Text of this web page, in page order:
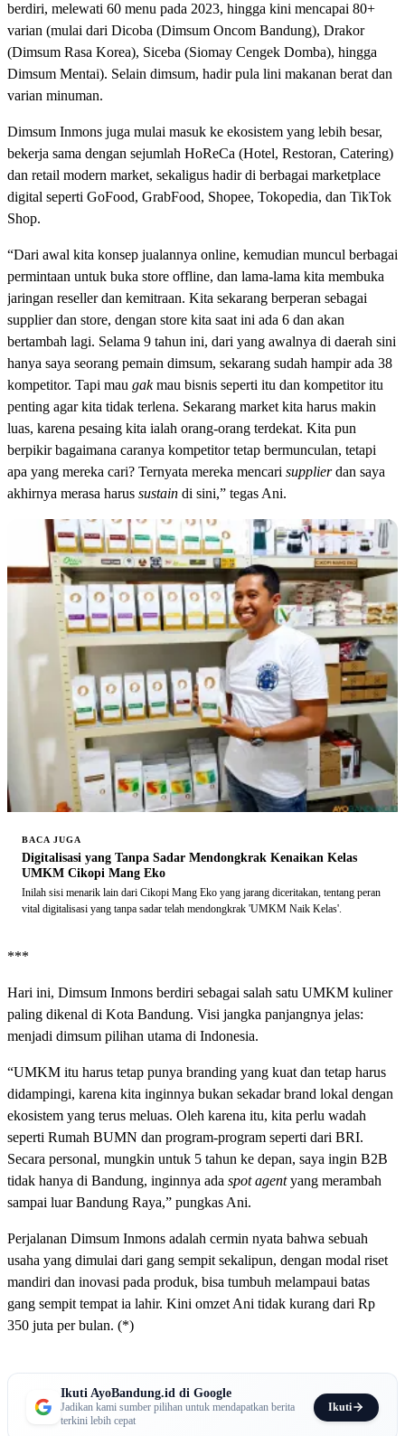
berdiri, melewati 60 menu pada 2023, hingga kini mencapai 80+
varian (mulai dari Dicoba (Dimsum Oncom Bandung), Drakor
(Dimsum Rasa Korea), Siceba (Siomay Cengek Domba), hingga
Dimsum Mentai). Selain dimsum, hadir pula lini makanan berat dan
varian minuman.
Dimsum Inmons juga mulai masuk ke ekosistem yang lebih besar,
bekerja sama dengan sejumlah HoReCa (Hotel, Restoran, Catering)
dan retail modern market, sekaligus hadir di berbagai marketplace
digital seperti GoFood, GrabFood, Shopee, Tokopedia, dan TikTok
Shop.
“Dari awal kita konsep jualannya online, kemudian muncul berbagai
permintaan untuk buka store offline, dan lama-lama kita membuka
jaringan reseller dan kemitraan. Kita sekarang berperan sebagai
supplier dan store, dengan store kita saat ini ada 6 dan akan
bertambah lagi. Selama 9 tahun ini, dari yang awalnya di daerah sini
hanya saya seorang pemain dimsum, sekarang sudah hampir ada 38
kompetitor. Tapi mau gakmau bisnis seperti itu dan kompetitor itu
penting agar kita tidak terlena. Sekarang market kita harus makin
luas, karena pesaing kita ialah orang-orang terdekat. Kita pun
berpikir bagaimana caranya kompetitor tetap bermunculan, tetapi
apa yang mereka cari? Ternyata mereka mencari supplierdan saya
akhirnya merasa harus sustain di sini,” tegas Ani.
BACA JUGA
Digitalisasi yang Tanpa Sadar Mendongkrak Kenaikan Kelas
UMKM Cikopi Mang Eko
Inilah sisi menarik lain dari Cikopi Mang Eko yang jarang diceritakan, tentang peran
vital digitalisasi yang tanpa sadar telah mendongkrak 'UMKM Naik Kelas'.
***
Hari ini, Dimsum Inmons berdiri sebagai salah satu UMKM kuliner
paling dikenal di Kota Bandung. Visi jangka panjangnya jelas:
menjadi dimsum pilihan utama di Indonesia.
“UMKM itu harus tetap punya branding yang kuat dan tetap harus
didampingi, karena kita inginnya bukan sekadar brand lokal dengan
ekosistem yang terus meluas. Oleh karena itu, kita perlu wadah
seperti Rumah BUMN dan program-program seperti dari BRI.
Secara personal, mungkin untuk 5 tahun ke depan, saya ingin B2B
tidak hanya di Bandung, inginnya ada spot agentyang merambah
sampai luar Bandung Raya,” pungkas Ani.
Perjalanan Dimsum Inmons adalah cermin nyata bahwa sebuah
usaha yang dimulai dari gang sempit sekalipun, dengan modal riset
mandiri dan inovasi pada produk, bisa tumbuh melampaui batas
gang sempit tempat ia lahir. Kini omzet Ani tidak kurang dari Rp
350 juta per bulan. (*)
Ikuti AyoBandung.id di Google
Jadikan kami sumber pilihan untuk mendapatkan berita
terkini lebih cepat
Ikuti